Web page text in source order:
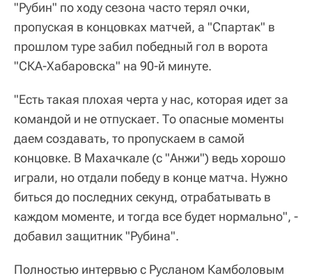
"Рубин" по ходу сезона часто терял очки,
пропуская в концовках матчей, а "Спартак" в
прошлом туре забил победный гол в ворота
"СКА-Хабаровска" на 90-й минуте.
"Есть такая плохая черта у нас, которая идет за
командой и не отпускает. То опасные моменты
даем создавать, то пропускаем в самой
концовке. В Махачкале (с "Анжи") ведь хорошо
играли, но отдали победу в конце матча. Нужно
биться до последних секунд, отрабатывать в
каждом моменте, и тогда все будет нормально", -
добавил защитник "Рубина".
Полностью интервью с Русланом Камболовым